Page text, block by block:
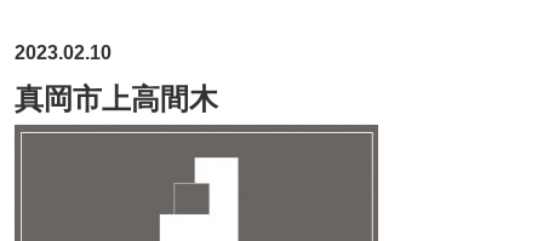
2023.02.10
真岡市上高間木